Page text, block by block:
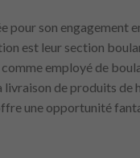
pour son engagement
est leur section
employé de
de produits de
une opportunité